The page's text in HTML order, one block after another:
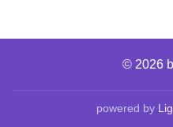
© 2026
powered by